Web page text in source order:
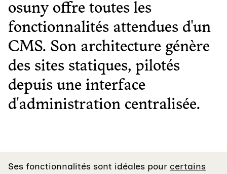
osuny offre toutes les
fonctionnalités attendues d'un
CMS. Son architecture génère
des sites statiques, pilotés
depuis une interface
d'administration centralisée.
Ses fonctionnalités sont idéales pour certains